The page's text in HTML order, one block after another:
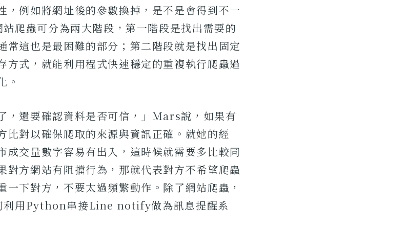
，例如將網址後的參數換掉，是不是會得到不一
爬蟲可分為兩大階段，第一階段是找出需要的
常這也是最困難的部分；第二階段就是找出固定
方式，就能利用程式快速穩定的重複執行爬蟲過
。
，還要確認資料是否可信，」Mars說，如果有
比對以確保爬取的來源與資訊正確。就她的經
成交量數字容易有出入，這時候就需要多比較同
對方網站有阻擋行為，那就代表對方不希望爬蟲
一下對方，不要太過頻繁動作。除了網站爬蟲，
利用Python串接Line notify做為訊息提醒系